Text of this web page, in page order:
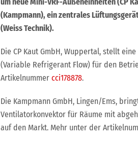
(Kampmann), ein zentrales
(Weiss Technik).
Die CP Kaut GmbH, Wuppertal, stellt
(Variable Refrigerant Flow) für den
Artikelnummer cci178878.
Die Kampmann GmbH, Lingen/Ems,
Ventilatorkonvektor für Räume mit
auf den Markt. Mehr unter der